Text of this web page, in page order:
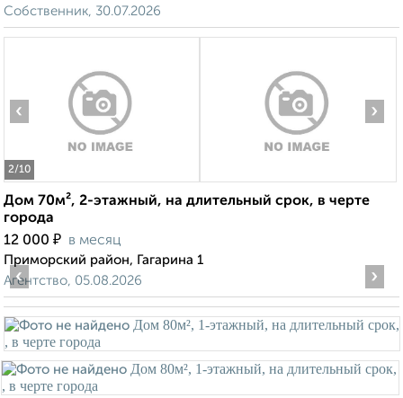
Собственник, 30.07.2026
2/10
‹ ›
Дом 70м², 2-этажный, на длительный срок, в черте
города
12 000 ₽ в месяц
Приморский район, Гагарина 1
Агентство, 05.08.2026
‹ ›